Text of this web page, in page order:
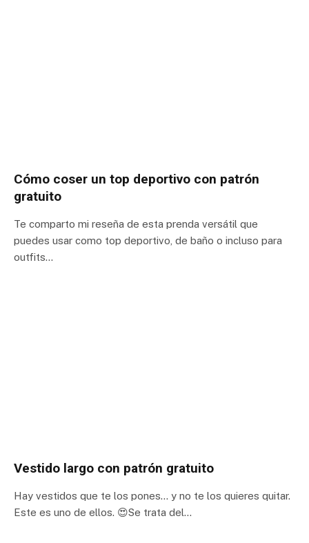
Cómo coser un top deportivo con patrón
gratuito
Te comparto mi reseña de esta prenda versátil que
puedes usar como top deportivo, de baño o incluso para
outfits…
Vestido largo con patrón gratuito
Hay vestidos que te los pones… y no te los quieres quitar.
Este es uno de ellos. 😍Se trata del…